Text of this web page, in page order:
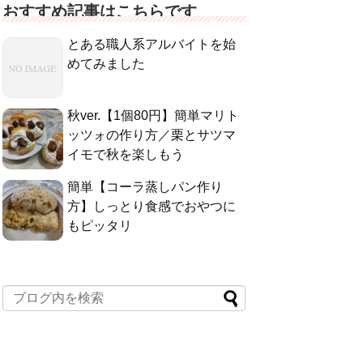
おすすめ記事はこちらです
とある職人系アルバイトを始
めてみました
秋ver.【1個80円】簡単マリト
ッツォの作り方／栗とサツマ
イモで秋を楽しもう
簡単【コーラ蒸しパン作り
方】しっとり食感でおやつに
もピッタリ